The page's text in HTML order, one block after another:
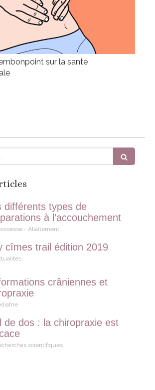
sur la santé
différents types de
à l’accouchement
- Allaitement
cîmes trail édition 2019
crâniennes et
de dos : la chiropraxie est
scientifiques